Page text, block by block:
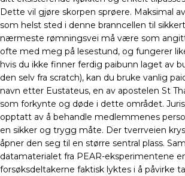
Dette vil gjøre skorpen sprøere. Maksimal
som helst sted i denne branncellen til
nærmeste rømningsvei må være som angitt
ofte med meg på lesestund, og fungerer
hvis du ikke finner ferdig paibunn laget av
den selv fra scratch), kan du bruke vanlig
navn etter Eustateus, en av apostelen St
som forkynte og døde i dette området.
opptatt av å behandle medlemmenes
en sikker og trygg måte. Der tverrveien
åpner den seg til en større sentral plass.
datamaterialet fra PEAR-eksperimentene
forsøksdeltakerne faktisk lyktes i å påvirke